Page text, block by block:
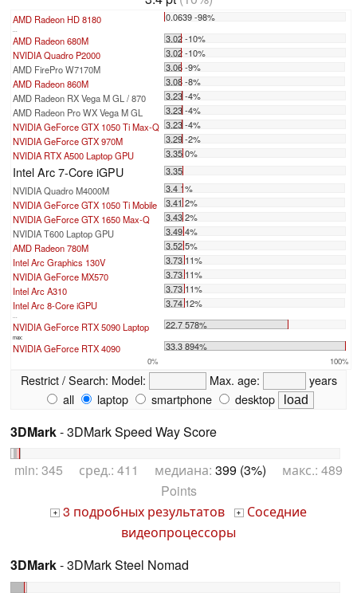
AMD Radeon HD 8180 0.0639 -98%
AMD Radeon 680M
3.02 -10%
NVIDIA Quadro P2000
3.02 -10%
AMD FirePro W7170M
3.06 -9%
AMD Radeon 860M
3.08 -8%
AMD Radeon RX Vega M GL / 870
3.23 -4%
AMD Radeon Pro WX Vega M GL
3.23 -4%
NVIDIA GeForce GTX 1050 Ti Max-Q 3.23 -4%
NVIDIA GeForce GTX 970M
3.29 -2%
NVIDIA RTX A500 Laptop GPU
3.35 0%
Intel Arc 7-Core iGPU
3.35
NVIDIA Quadro M4000M
3.4 1%
NVIDIA GeForce GTX 1050 Ti Mobile
3.41 2%
NVIDIA GeForce GTX 1650 Max-Q
3.43 2%
NVIDIA T600 Laptop GPU
3.49 4%
AMD Radeon 780M
3.52 5%
Intel Arc Graphics 130V
3.73 11%
NVIDIA GeForce MX570
3.73 11%
Intel Arc A310
3.73 11%
Intel Arc 8-Core iGPU
3.74 12%
NVIDIA GeForce RTX 5090 Laptop 22.7 578%
max:
NVIDIA GeForce RTX 4090 33.3 894%
0% 100%
Restrict / Search: Model: Max. age:
years
all
laptop smartphone desktop
3DMark- 3DMark Speed Way Score
min: 345 сред.: 411 медиана: 399 (3%) макс.: 489
Points
+ 3 подробных результатов + Соседние
видеопроцессоры
3DMark- 3DMark Steel Nomad